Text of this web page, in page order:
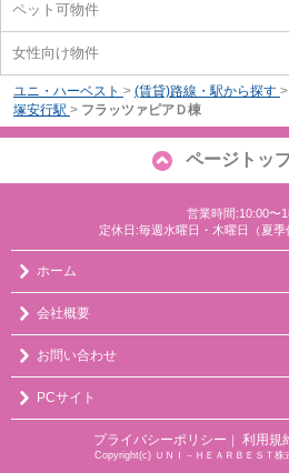
ペット可物件
女性向け物件
ユニ・ハーベスト > (賃貸)路線・駅から探す >
塚安行駅 > フラッツァピアＤ棟
ページトッ
営業時間:10:00〜
定休日:毎週水曜日・木曜日（夏季
ホーム
会社概要
お問い合わせ
PCサイト
プライバシーポリシー 利用規
Copyright(c) ＵＮＩ－ＨＥＡＲＢＥＳＴ